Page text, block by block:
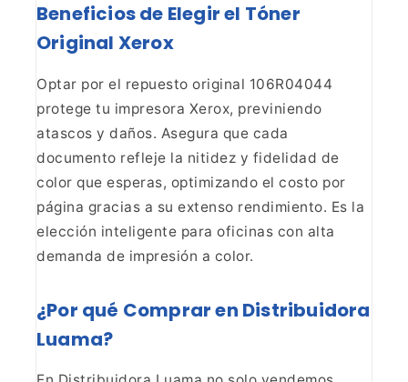
Beneficios de Elegir el Tóner
Original Xerox
Optar por el repuesto original 106R04044
protege tu impresora Xerox, previniendo
atascos y daños. Asegura que cada
documento refleje la nitidez y fidelidad de
color que esperas, optimizando el costo por
página gracias a su extenso rendimiento. Es la
elección inteligente para oficinas con alta
demanda de impresión a color.
¿Por qué Comprar en Distribuidora
Luama?